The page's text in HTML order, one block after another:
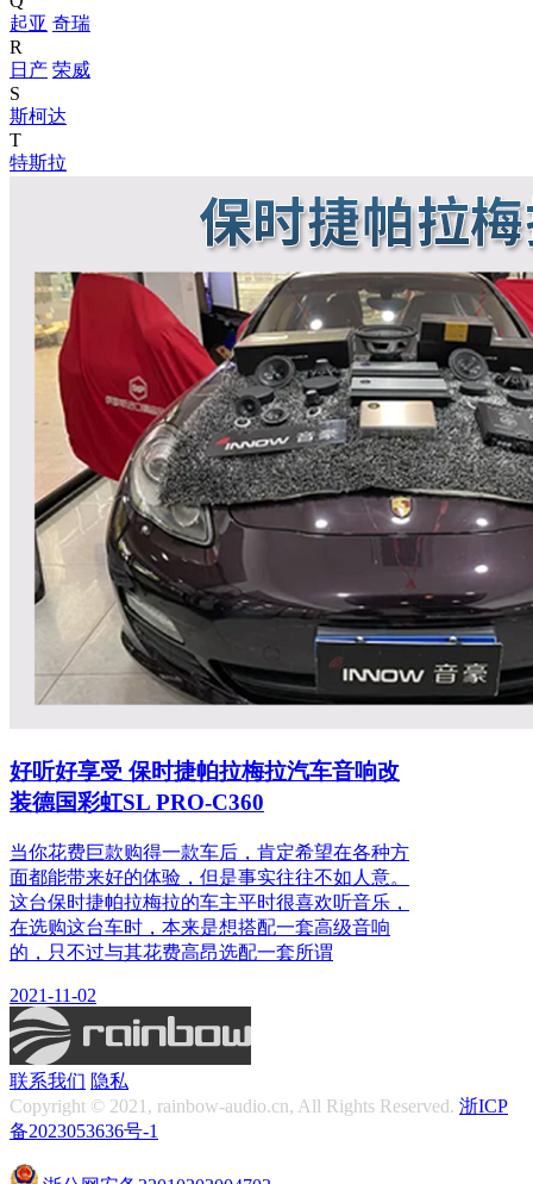
起亚 奇瑞
R
日产 荣威
S
斯柯达
T
特斯拉
好听好享受 保时捷帕拉梅拉汽车音响改
装德国彩虹SL PRO-C360
当你花费巨款购得一款车后，肯定希望在各种方
面都能带来好的体验，但是事实往往不如人意。
这台保时捷帕拉梅拉的车主平时很喜欢听音乐，
在选购这台车时，本来是想搭配一套高级音响
的，只不过与其花费高昂选配一套所谓
2021-11-02
联系我们 隐私
Copyright © 2021, rainbow-audio.cn, All Rights Reserved. 浙ICP
备2023053636号-1